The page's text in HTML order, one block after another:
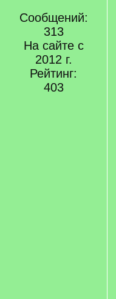
Сообщений:
313
На сайте с
2012 г.
Рейтинг:
403